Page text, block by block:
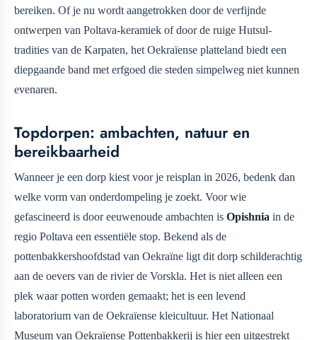
bereiken. Of je nu wordt aangetrokken door de verfijnde
ontwerpen van Poltava-keramiek of door de ruige Hutsul-
tradities van de Karpaten, het Oekraïense platteland biedt een
diepgaande band met erfgoed die steden simpelweg niet kunnen
evenaren.
Topdorpen: ambachten, natuur en
bereikbaarheid
Wanneer je een dorp kiest voor je reisplan in 2026, bedenk dan
welke vorm van onderdompeling je zoekt. Voor wie
gefascineerd is door eeuwenoude ambachten is Opishnia in de
regio Poltava een essentiële stop. Bekend als de
pottenbakkershoofdstad van Oekraïne ligt dit dorp schilderachtig
aan de oevers van de rivier de Vorskla. Het is niet alleen een
plek waar potten worden gemaakt; het is een levend
laboratorium van de Oekraïense kleicultuur. Het Nationaal
Museum van Oekraïense Pottenbakkerij is hier een uitgestrekt